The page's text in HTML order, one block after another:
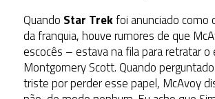
Quando Star Trekfoi anunciado como
da franquia, houve rumores de que
escocês – estava na fila para retratar o
Montgomery Scott. Quando
triste por perder esse papel, McAvoy